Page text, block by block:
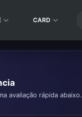
CARD
avaliação rápida abaixo.